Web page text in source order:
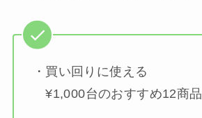
・買い回りに使える
¥1,000台のおすすめ12商品